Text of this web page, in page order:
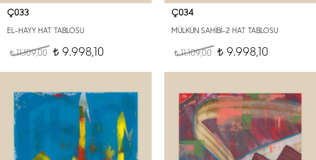
Ç033
EL-HAYY HAT TABLOSU
t11.109,00 t 9.998,10
Ç034
MÜLKÜN SAHİBİ-2 HAT TABLOSU
t11.109,00 t9.998,10